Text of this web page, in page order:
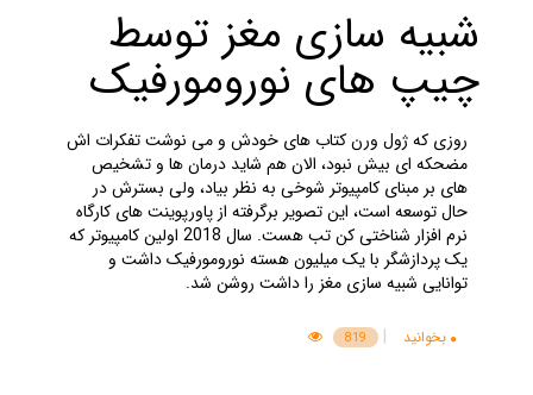
شبیه سازی مغز توسط
چیپ های نورومورفیک
روزی که ژول ورن کتاب های خودش و می نوشت تفکرات اش
مضحکه ای بیش نبود، الان هم شاید درمان ها و تشخیص
های بر مبنای کامپیوتر شوخی به نظر بیاد، ولی بسترش در
حال توسعه است، این تصویر برگرفته از پاورپوینت های کارگاه
نرم افزار شناختی کن تب هست. سال 2018 اولین کامپیوتر که
یک پردازشگر با یک میلیون هسته نورومورفیک داشت و
توانایی شبیه سازی مغز را داشت روشن شد.
بخوانید |
819